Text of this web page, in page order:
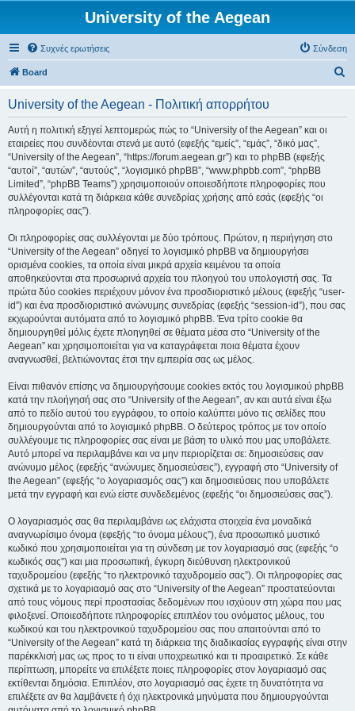
University of the Aegean
Συχνές ερωτήσεις Σύνδεση
Board
University of the Aegean - Πολιτική απορρήτου
Αυτή η πολιτική εξηγεί λεπτομερώς πώς το “University of the Aegean” και οι
εταιρείες που συνδέονται στενά με αυτό (εφεξής “εμείς”, “εμάς”, “δικό μας”,
“University of the Aegean”, “https://forum.aegean.gr”) και το phpBB (εφεξής
“αυτοί”, “αυτών”, “αυτούς”, “λογισμικό phpBB”, “www.phpbb.com”, “phpBB
Limited”, “phpBB Teams”) χρησιμοποιούν οποιεσδήποτε πληροφορίες που
συλλέγονται κατά τη διάρκεια κάθε συνεδρίας χρήσης από εσάς (εφεξής “οι
πληροφορίες σας”).
Οι πληροφορίες σας συλλέγονται με δύο τρόπους. Πρώτον, η περιήγηση στο
“University of the Aegean” οδηγεί το λογισμικό phpBB να δημιουργήσει
ορισμένα cookies, τα οποία είναι μικρά αρχεία κειμένου τα οποία
αποθηκεύονται στα προσωρινά αρχεία του πλοηγού του υπολογιστή σας. Τα
πρώτα δύο cookies περιέχουν μόνον ένα προσδιοριστικό μέλους (εφεξής “user-
id”) και ένα προσδιοριστικό ανώνυμης συνεδρίας (εφεξής “session-id”), που σας
εκχωρούνται αυτόματα από το λογισμικό phpBB. Ένα τρίτο cookie θα
δημιουργηθεί μόλις έχετε πλοηγηθεί σε θέματα μέσα στο “University of the
Aegean” και χρησιμοποιείται για να καταγράφεται ποια θέματα έχουν
αναγνωσθεί, βελτιώνοντας έτσι την εμπειρία σας ως μέλος.
Είναι πιθανόν επίσης να δημιουργήσουμε cookies εκτός του λογισμικού phpBB
κατά την πλοήγησή σας στο “University of the Aegean”, αν και αυτά είναι έξω
από το πεδίο αυτού του εγγράφου, το οποίο καλύπτει μόνο τις σελίδες που
δημιουργούνται από το λογισμικό phpBB. Ο δεύτερος τρόπος με τον οποίο
συλλέγουμε τις πληροφορίες σας είναι με βάση το υλικό που μας υποβάλετε.
Αυτό μπορεί να περιλαμβάνει και να μην περιορίζεται σε: δημοσιεύσεις σαν
ανώνυμο μέλος (εφεξής “ανώνυμες δημοσιεύσεις”), εγγραφή στο “University of
the Aegean” (εφεξής “ο λογαριασμός σας”) και δημοσιεύσεις που υποβάλετε
μετά την εγγραφή και ενώ είστε συνδεδεμένος (εφεξής “οι δημοσιεύσεις σας”).
Ο λογαριασμός σας θα περιλαμβάνει ως ελάχιστα στοιχεία ένα μοναδικά
αναγνωρίσιμο όνομα (εφεξής “το όνομα μέλους”), ένα προσωπικό μυστικό
κωδικό που χρησιμοποιείται για τη σύνδεση με τον λογαριασμό σας (εφεξής “ο
κωδικός σας”) και μια προσωπική, έγκυρη διεύθυνση ηλεκτρονικού
ταχυδρομείου (εφεξής “το ηλεκτρονικό ταχυδρομείο σας”). Οι πληροφορίες σας
σχετικά με το λογαριασμό σας στο “University of the Aegean” προστατεύονται
από τους νόμους περί προστασίας δεδομένων που ισχύουν στη χώρα που μας
φιλοξενεί. Οποιεσδήποτε πληροφορίες επιπλέον του ονόματος μέλους, του
κωδικού και του ηλεκτρονικού ταχυδρομείου σας που απαιτούνται από το
“University of the Aegean” κατά τη διάρκεια της διαδικασίας εγγραφής είναι στην
παρέκκλισή μας ως προς το τι είναι υποχρεωτικό και τι προαιρετικό. Σε κάθε
περίπτωση, μπορείτε να επιλέξετε ποιες πληροφορίες στον λογαριασμό σας
εκτίθενται δημόσια. Επιπλέον, στο λογαριασμό σας έχετε τη δυνατότητα να
επιλέξετε αν θα λαμβάνετε ή όχι ηλεκτρονικά μηνύματα που δημιουργούνται